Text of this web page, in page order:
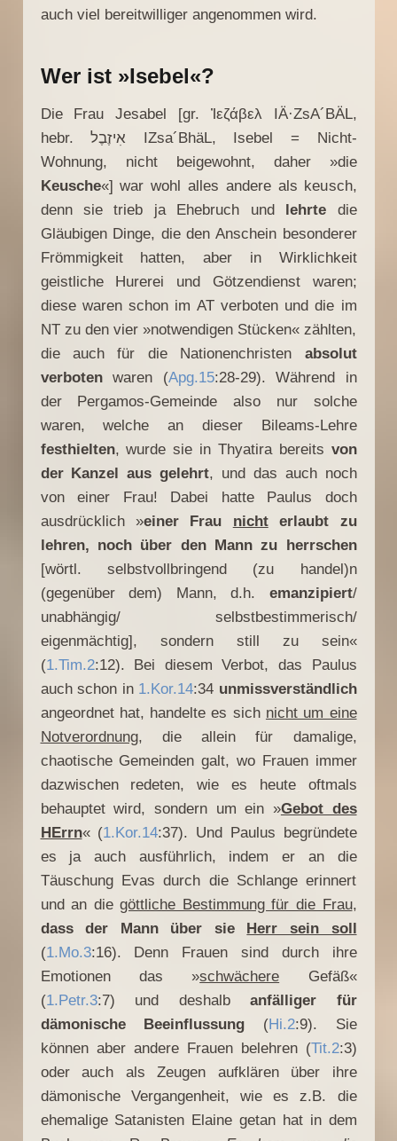
auch viel bereitwilliger angenommen wird.
Wer ist »Isebel«?
Die Frau Jesabel [gr. Ἰεζάβελ IÄ·ZsA´BÄL,
hebr. אִיזֶבֶל IZsa´BhäL, Isebel = Nicht-
Wohnung, nicht beigewohnt, daher »die
Keusche«] war wohl alles andere als keusch,
denn sie trieb ja Ehebruch und lehrte die
Gläubigen Dinge, die den Anschein besonderer
Frömmigkeit hatten, aber in Wirklichkeit
geistliche Hurerei und Götzendienst waren;
diese waren schon im AT verboten und die im
NT zu den vier »notwendigen Stücken« zählten,
die auch für die Nationenchristen absolut
verbotenwaren (Apg.15:28-29). Während in
der Pergamos-Gemeinde also nur solche
waren, welche an dieser Bileams-Lehre
festhielten, wurde sie in Thyatira bereits von
der Kanzel aus gelehrt, und das auch noch
von einer Frau! Dabei hatte Paulus doch
ausdrücklich »einer Frau nichterlaubt zu
lehren, noch über den Mann zu herrschen
[wörtl. selbstvollbringend (zu handel)n
(gegenüber dem) Mann, d.h. emanzipiert/
unabhängig/ selbstbestimmerisch/
eigenmächtig], sondern still zu sein«
(1.Tim.2:12). Bei diesem Verbot, das Paulus
auch schon in 1.Kor.14:34 unmissverständlich
angeordnet hat, handelte es sich nicht um eine
Notverordnung, die allein für damalige,
chaotische Gemeinden galt, wo Frauen immer
dazwischen redeten, wie es heute oftmals
behauptet wird, sondern um ein »Gebot des
HErrn« (1.Kor.14:37). Und Paulus begründete
es ja auch ausführlich, indem er an die
Täuschung Evas durch die Schlange erinnert
und an diegöttliche Bestimmung für die Frau,
dass der Mann über sie Herr sein soll
(1.Mo.3:16). Denn Frauen sind durch ihre
Emotionen das »schwächere Gefäß«
(1.Petr.3:7) und deshalb anfälliger für
dämonische Beeinflussung (Hi.2:9). Sie
können aber andere Frauen belehren (Tit.2:3)
oder auch als Zeugen aufklären über ihre
dämonische Vergangenheit, wie es z.B. die
ehemalige Satanisten Elaine getan hat in dem